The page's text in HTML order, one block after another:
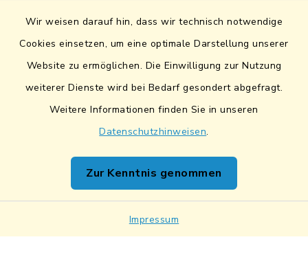
Wir weisen darauf hin, dass wir technisch notwendige
Cookies einsetzen, um eine optimale Darstellung unserer
Website zu ermöglichen. Die Einwilligung zur Nutzung
weiterer Dienste wird bei Bedarf gesondert abgefragt.
Weitere Informationen finden Sie in unseren
Datenschutzhinweisen.
Zur Kenntnis genommen
Impressum
Sicheres Kontaktformular
Sicherer Datentransfer
Barrierefreiheit
Datenschutz
Netiquette
Sitemap